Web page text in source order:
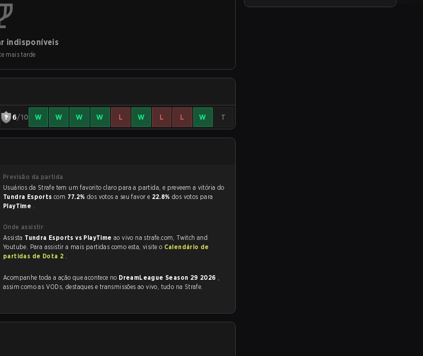
indisponíveis
mais tarde
6/10 W W W W L W L L W T
Previsão da partida
Usuários da Strafe tem um favorito claro para a partida, e preveem a vitória do
Tundra Esports com 77.2% dos votos a seu favor e 22.8% dos votos para
PlayTime .
Onde assistir
Assista Tundra Esports vs PlayTime ao vivo na strafe.com, Twitch and
Youtube. Para assistir a mais partidas como esta, visite o Calendário de
partidas de Dota 2 .
Acompanhe toda a ação que acontece no DreamLeague Season 29 2026 ,
assim como as VODs, destaques e transmissões ao vivo, tudo na Strafe.